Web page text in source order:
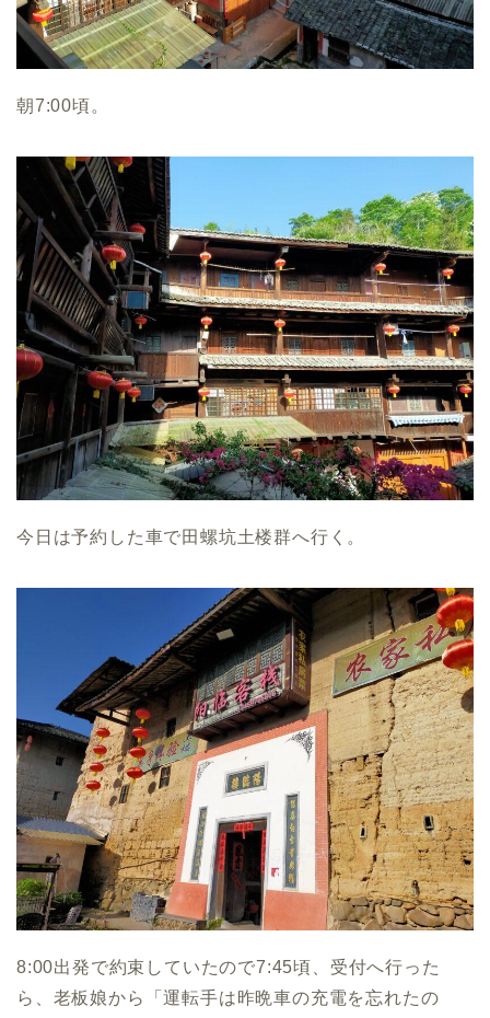
朝7:00頃。
今日は予約した車で田螺坑土楼群へ行く。
8:00出発で約束していたので7:45頃、受付へ行った
ら、老板娘から「運転手は昨晩車の充電を忘れたの